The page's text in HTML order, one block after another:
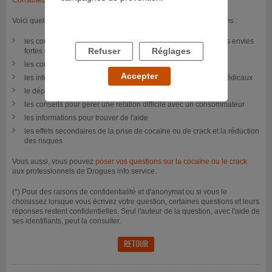
Voici quelques exemples des thèmes abordées dans ces questions :
les conseils pour arrêter la cocaïne et faire face aucraving
(les envies
fortes d'en reprendre)
les conseils à l'entourage pour essayer d'aide leur proche
les interactions de la prise de cocaïne avec des traitements médicaux
le dépistage de la cocaïne
les conseils pour gérer une relation difficile avec un consommateur
les informations pour trouver de l'aide
les effets secondaires de la prise de cocaïne ou de crack et la réduction
des risques
Vous aussi, vous pouvez poser vos questions sur la cocaïne ou le crack
aux professionnels de Drogues info service.
(*) Pour des raisons de confidentialité et d'anonymat ou si vous le
choisissez lorsque vous écrivez votre question, certaines questions et leurs
réponses restent confidentielles. Seul l'auteur de la question, avec l'aide de
ses identifiants, peut la consulter.
RETOUR
Refuser Réglages
Accepter